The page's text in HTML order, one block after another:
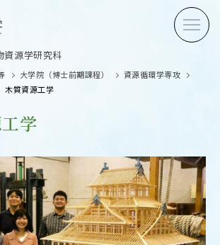
資源学研究科
受験生の方へ 在学生
卒業生の方へ 企業・
大学院（博士前期課程）
資源循環学専攻
木質資源工学
学